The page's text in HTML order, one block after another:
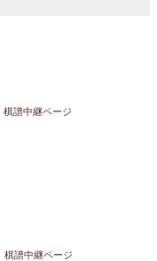
棋譜中継ページ
棋譜中継ページ